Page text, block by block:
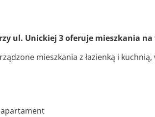
ul. Unickiej 3 oferuje mieszkania
mieszkania z łazienką i
apartament